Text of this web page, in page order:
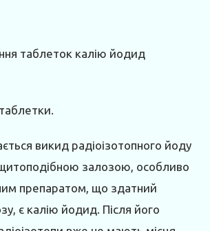
таблеток калію йодид
викид радіоізотопного йоду
залозою, особливо
препаратом, що здатний
є калію йодид. Після його